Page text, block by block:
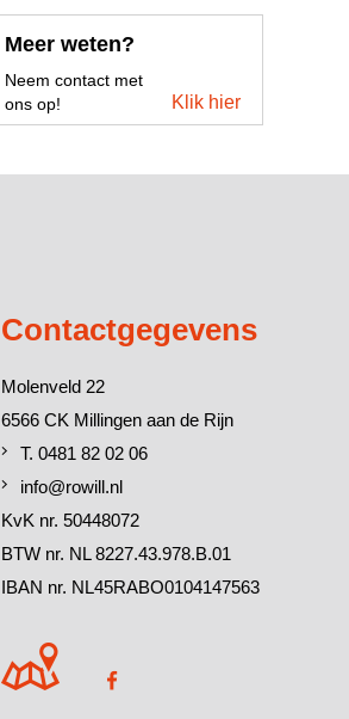
Meer weten?
Neem contact met
ons op!
Klik hier
Contactgegevens
Molenveld 22
6566 CK Millingen aan de Rijn
T. 0481 82 02 06
info@rowill.nl
KvK nr. 50448072
BTW nr. NL 8227.43.978.B.01
IBAN nr. NL45RABO0104147563